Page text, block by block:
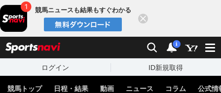
競馬ニュースも結果もすぐわかる
検索 通知
i
ログイン ID新規取得
競馬トップ 日程・結果 動画 ニュース コラム 公式情